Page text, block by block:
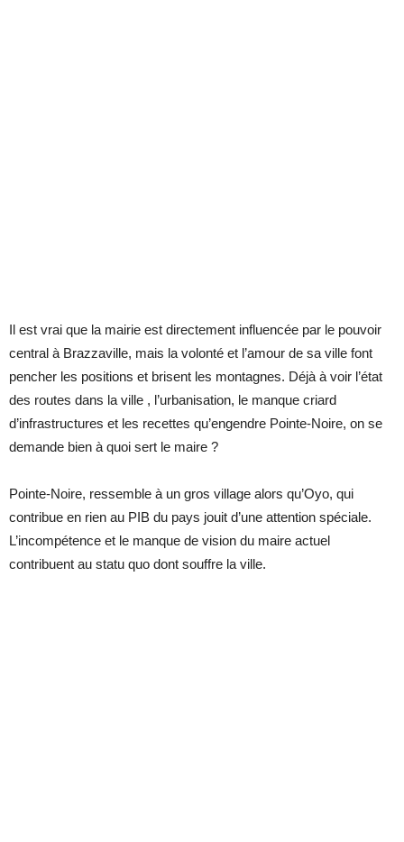
Il est vrai que la mairie est directement influencée par le pouvoir
central à Brazzaville, mais la volonté et l’amour de sa ville font
pencher les positions et brisent les montagnes. Déjà à voir l’état
des routes dans la ville , l’urbanisation, le manque criard
d’infrastructures et les recettes qu’engendre Pointe-Noire, on se
demande bien à quoi sert le maire ?
Pointe-Noire, ressemble à un gros village alors qu’Oyo, qui
contribue en rien au PIB du pays jouit d’une attention spéciale.
L’incompétence et le manque de vision du maire actuel
contribuent au statu quo dont souffre la ville.